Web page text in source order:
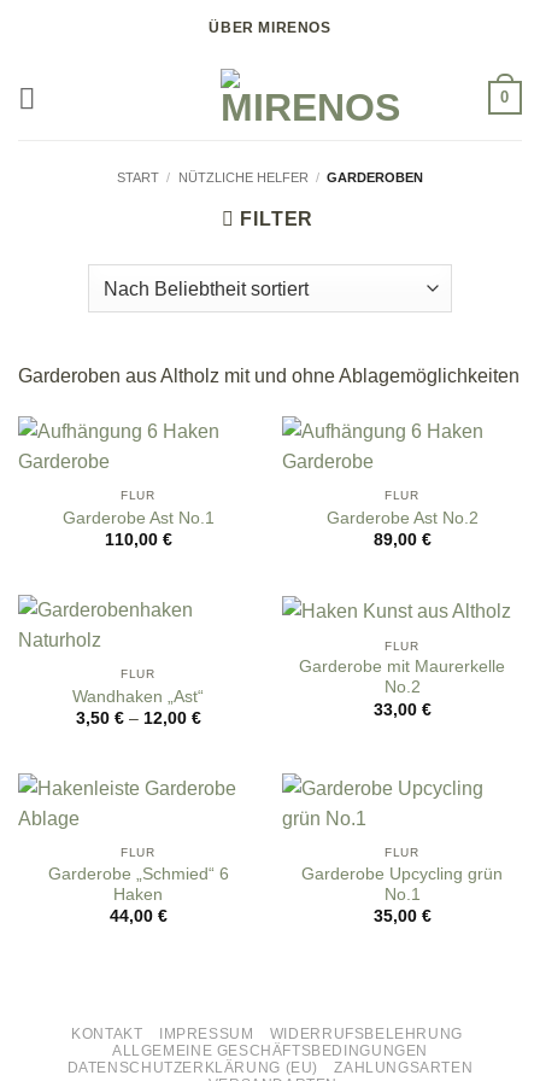
ÜBER MIRENOS
0
START / NÜTZLICHE HELFER / GARDEROBEN
FILTER
Garderoben aus Altholz mit und ohne Ablagemöglichkeiten
FLUR
Garderobe Ast No.1
110,00 €
FLUR
Garderobe Ast No.2
89,00 €
FLUR
Wandhaken „Ast“
3,50 €– 12,00 €
FLUR
Garderobe mit Maurerkelle
No.2
33,00 €
FLUR
Garderobe „Schmied“ 6
Haken
44,00 €
FLUR
Garderobe Upcycling grün
No.1
35,00 €
KONTAKT IMPRESSUM
WIDERRUFSBELEHRUNG
ALLGEMEINE GESCHÄFTSBEDINGUNGEN
DATENSCHUTZERKLÄRUNG (EU)
ZAHLUNGSARTEN